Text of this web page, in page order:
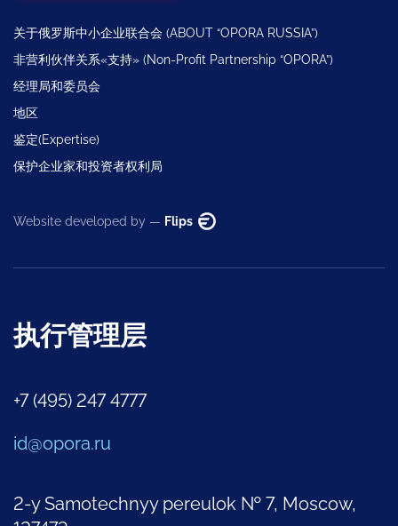
关于俄罗斯中小企业联合会 (ABOUT “OPORA RUSSIA”)
非营利伙伴关系«支持» (Non-Profit Partnership “OPORA”)
经理局和委员会
地区
鉴定(Expertise)
保护企业家和投资者权利局
Website developed by — Flips
执行管理层
+7 (495) 247 4777
id@opora.ru
2-y Samotechnyy pereulok № 7, Moscow,